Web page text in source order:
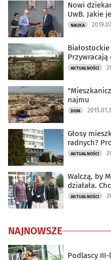
Nowi
UwB. Jakie
NAUKA
AKTUALNOŚCI
najmu
DOM
Głosy
radnych?
AKTUALNOŚCI
Walczą, by
działała.
AKTUALNOŚCI
NAJNOWSZE
Podlascy